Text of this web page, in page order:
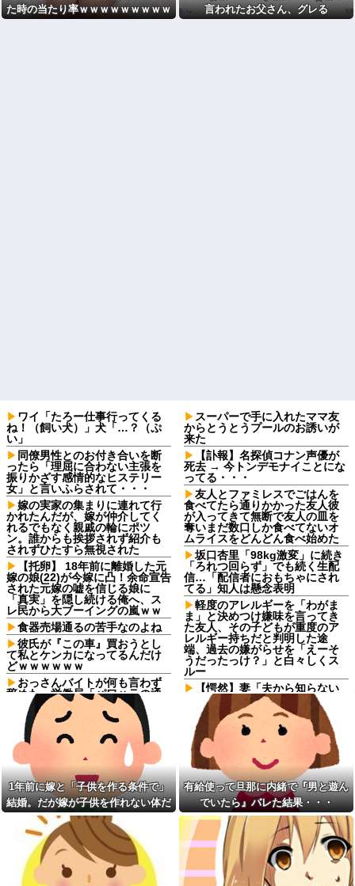
た時の当たり率ｗｗｗｗｗｗｗｗｗ
言われたお父さん、グレる
ワイ「たろー仕事行ってくる
ね！（飼い犬）」犬「…？（ぷ
い」
同僚男性とのお付き合いを断
ったら「理屈に合わない主張を
振りかざす感情的なヒステリー
女」と言いふらされて・・・
嫁の実家の集まりに連れて行
かれたんだが、嫁が仲介してく
れるでもなく親戚の輪にポツ
ン。誰からも挨拶されず紹介も
されずひたすら無視された
【托卵】 18年前に離婚した元
嫁の娘(22)が今嫁に凸！余命宣告
された元嫁の嘘を信じる娘に
「真実」を隠し続ける俺へ、ス
レ民から大ブーイングの嵐ｗｗ
食器売場通るの苦手なのよね
彼氏が『この車』買おうとし
て私とケンカになってるんだけ
どｗｗｗｗｗｗ
おっさんバイトが何も言わず
辞めた。労働局「パワハラの通
報がありました」俺「えっ、教
育係は俺ですが…」→突然の聞
き取り調査が始まり…
旦那が不倫するたびに請求し
た慰謝料で資格を取った。そう
して自立の準備が整ったところ
で離婚を切り出したら…
俺を嫌う義娘は、母が危篤に
なっても「会いに行かない」と
言った
知人に誘われて公演見に行く
予定だったけど「元々行く予定
の人が行けるようになったから
ごめん」と連絡きた。なんだか
モヤモヤしてしまい...
スーパーで手に入れたママ友
からとうとうプールのお誘いが
来た
【訃報】名探偵コナン声優が
死去 → 今トンデモナイことにな
ってる・・・
友人とファミレスでごはんを
食べてたら通りかかった友人彼
が入ってきて無断で友人の皿を
奪いまだ数口しか食べてないオ
ムライスをどんどん食べ始めた
坂口杏里「98kg激変」に続き
「ろれつ回らず」でも続く生配
信…「配信者におもちゃにされ
てる」知人は懸念表明
軽度のアレルギーを「わがま
ま」と決めつけ嫌味を言ってき
た友人、その子どもが重度のア
レルギー持ちだと判明した途
端、過去の嫌がらせを「えーそ
うだったっけ？」と白々しくス
ルー
【愕然】妻「夫から知らない
シャンプーの匂いがする！変な
店に行ってるに違いな
い！！！」探偵「調べたとこ
ろ･･･」⇒結果ｗｗ
【愕然】妻「夫から知らない
シャンプーの匂いがする！変な
店に行ってるに違いな
い！！！」探偵「調べたとこ
ろ･･･」⇒結果ｗｗ
軽度のアレルギーを「わがま
ま」と決めつけ嫌味を言ってき
た友人、その子どもが重度のア
レルギー持ちだと判明した途
端、過去の嫌がらせを「えーそ
うだったっけ？」と白々しくス
ルー
1年前に嫁と「子供を作る条件で」
結婚。だが嫁が子供を作れない体だ
と知ったので離婚へ。
有給使って旦那に内緒で『男と遊ん
でいたら』バレた結果・・・